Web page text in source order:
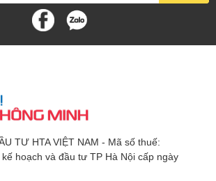
TƯ HTA VIỆT NAM - Mã số thuế:
hoạch và đầu tư TP Hà Nội cấp ngày